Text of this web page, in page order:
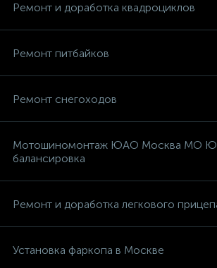
Ремонт и доработка квадроциклов
Ремонт питбайков
Ремонт снегоходов
Мотошиномонтаж ЮАО Москва МО
балансировка
Ремонт и доработка легкового
Установка фаркопа в Москве